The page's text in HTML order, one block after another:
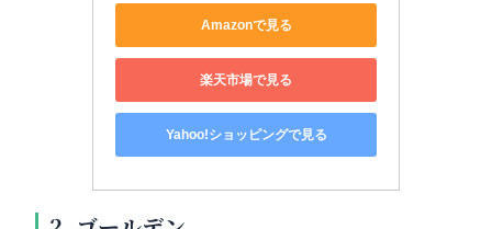
Amazonで見る
楽天市場で見る
Yahoo!ショッピングで見る